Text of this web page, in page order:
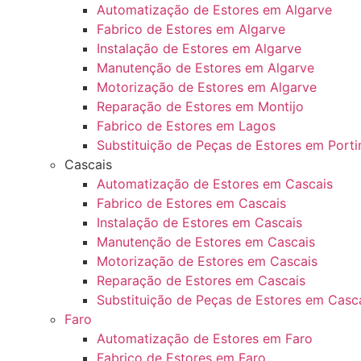
Automatização de Estores em Algarve
Fabrico de Estores em Algarve
Instalação de Estores em Algarve
Manutenção de Estores em Algarve
Motorização de Estores em Algarve
Reparação de Estores em Montijo
Fabrico de Estores em Lagos
Substituição de Peças de Estores em
Cascais
Automatização de Estores em Cascais
Fabrico de Estores em Cascais
Instalação de Estores em Cascais
Manutenção de Estores em Cascais
Motorização de Estores em Cascais
Reparação de Estores em Cascais
Substituição de Peças de Estores em
Faro
Automatização de Estores em Faro
Fabrico de Estores em Faro